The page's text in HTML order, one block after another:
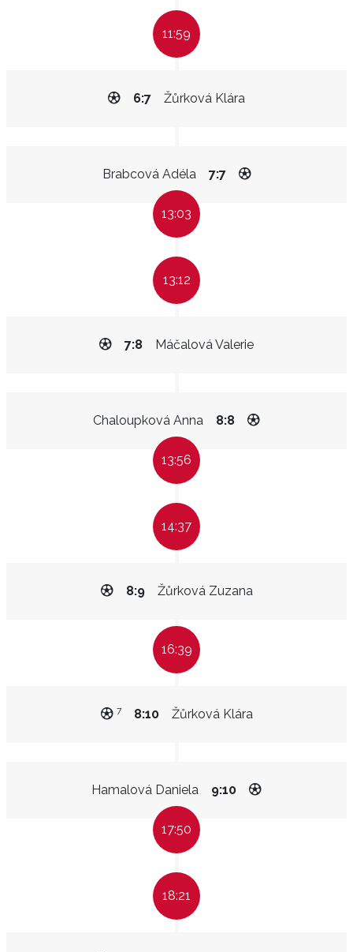
11:59
Žůrková Klára
6:7
Brabcová Adéla 7:7
13:03
13:12
Máčalová Valerie
7:8
Chaloupková Anna 8:8
13:56
14:37
Žůrková Zuzana
8:9
16:39
Žůrková Klára
8:10
7
Hamalová Daniela 9:10
17:50
18:21